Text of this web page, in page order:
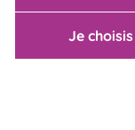
Je